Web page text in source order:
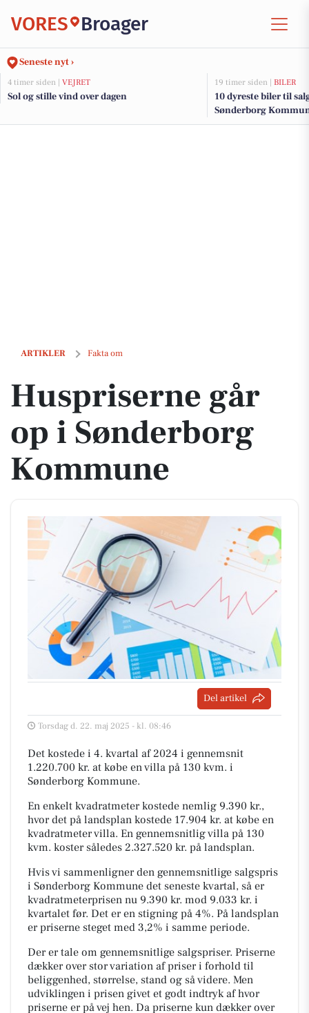
VORES Broager
Seneste nyt ›
4 timer siden | VEJRET
Sol og stille vind over dagen
19 timer siden | BILER
10 dyreste biler til
Sønderborg
ARTIKLER Fakta om
Huspriserne går op i Sønderborg Kommune
Huspriserne går
op i Sønderborg
Kommune
Del artikel
Torsdag d. 22. maj 2025 - kl. 08:46
Det kostede i 4. kvartal af 2024 i gennemsnit
1.220.700 kr. at købe en villa på 130 kvm. i
Sønderborg Kommune.
En enkelt kvadratmeter kostede nemlig 9.390 kr.,
hvor det på landsplan kostede 17.904 kr. at købe en
kvadratmeter villa. En gennemsnitlig villa på 130
kvm. koster således 2.327.520 kr. på landsplan.
Hvis vi sammenligner den gennemsnitlige salgspris
i Sønderborg Kommune det seneste kvartal, så er
kvadratmeterprisen nu 9.390 kr. mod 9.033 kr. i
kvartalet før. Det er en stigning på 4%. På landsplan
er priserne steget med 3,2% i samme periode.
Der er tale om gennemsnitlige salgspriser. Priserne
dækker over stor variation af priser i forhold til
beliggenhed, størrelse, stand og så videre. Men
udviklingen i prisen givet et godt indtryk af hvor
priserne er på vej hen. Da priserne kun dækker over